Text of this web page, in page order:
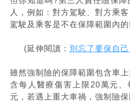
人，例如：對方駕駛、對方乘
駕駛及乘客是不在保障範圍內的!
(延伸閱讀： 別忘了要保自
雖然強制險的保障範圍包含車
含每人醫療傷害上限20萬元
元，若遇上重大車禍，強制險